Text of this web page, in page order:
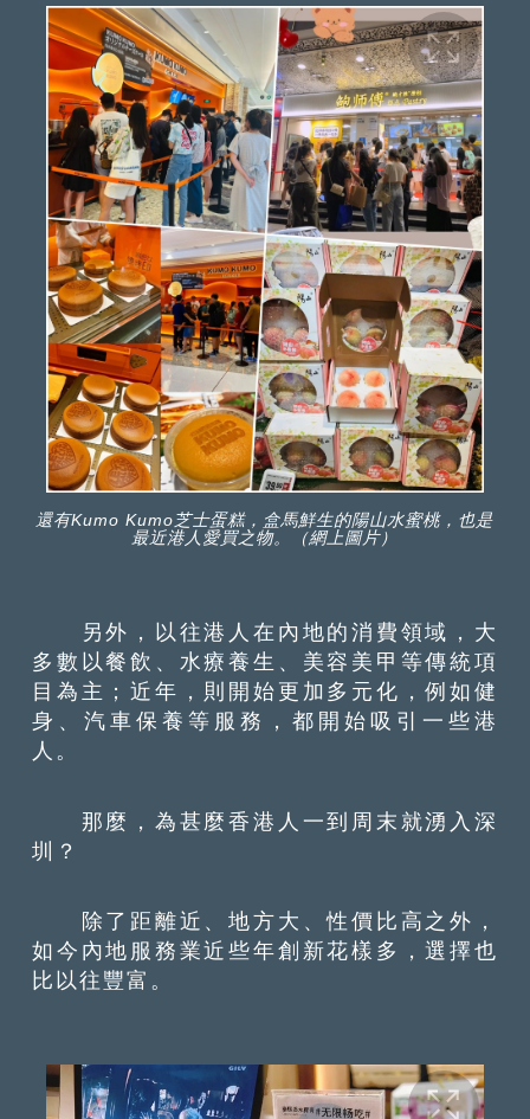
還有Kumo Kumo芝士蛋糕，盒馬鮮生的陽山水蜜桃，也是
最近港人愛買之物。（網上圖片）
另外，以往港人在內地的消費領域，大
多數以餐飲、水療養生、美容美甲等傳統項
目為主；近年，則開始更加多元化，例如健
身、汽車保養等服務，都開始吸引一些港
人。
那麼，為甚麼香港人一到周末就湧入深
圳？
除了距離近、地方大、性價比高之外，
如今內地服務業近些年創新花樣多，選擇也
比以往豐富。